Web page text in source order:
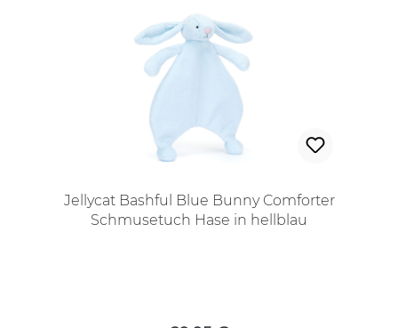
Jellycat Bashful Blue Bunny Comforter
Schmusetuch Hase in hellblau